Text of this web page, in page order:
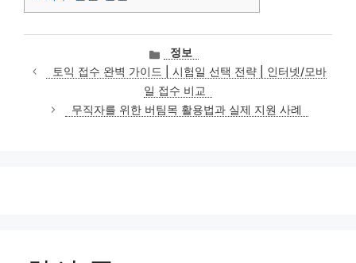
카
테
고
리
정보
토익 접수 완벽 가이드 | 시험일 선택 전략 | 인터넷/모바
일 접수 비교
무직자를 위한 버팀목 활용법과 실제 지원 사례